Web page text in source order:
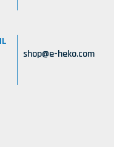
shop@e-heko.com